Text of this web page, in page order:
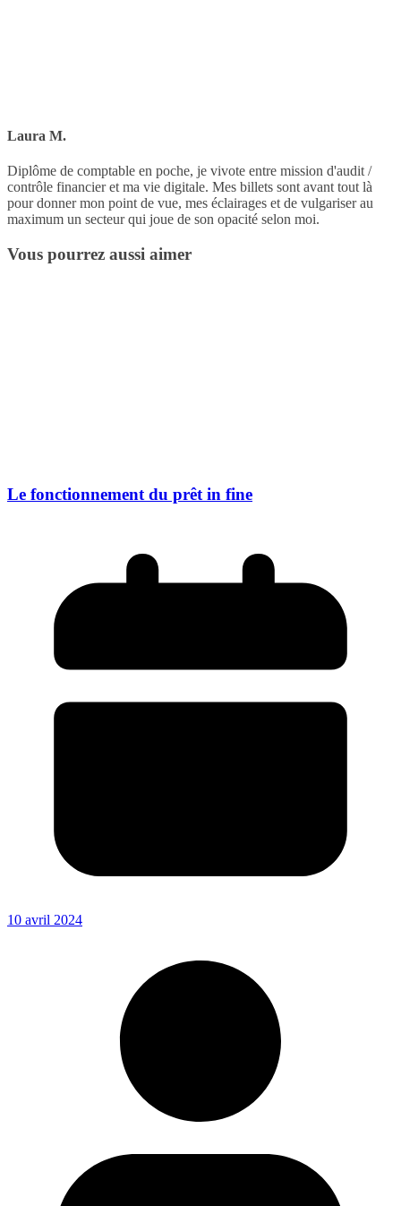
Laura M.
Diplôme de comptable en poche, je vivote entre mission d'audit /
contrôle financier et ma vie digitale. Mes billets sont avant tout là
pour donner mon point de vue, mes éclairages et de vulgariser au
maximum un secteur qui joue de son opacité selon moi.
Vous pourrez aussi aimer
Le fonctionnement du prêt in fine
10 avril 2024